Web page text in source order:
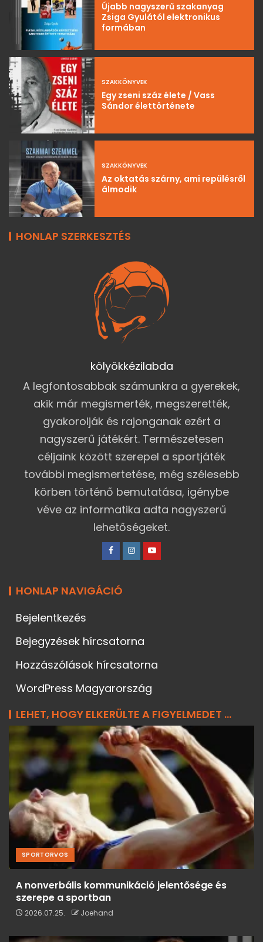
Újabb nagyszerű szakanyag
Zsiga Gyulától elektronikus
formában
SZAKKÖNYVEK
Egy zseni száz élete / Vass
Sándor élettörténete
SZAKKÖNYVEK
Az oktatás szárny, ami repülésről
álmodik
HONLAP SZERKESZTÉS
kölyökkézilabda
A legfontosabbak számunkra a gyerekek,
akik már megismerték, megszerették,
gyakorolják és rajonganak ezért a
nagyszerű játékért. Természetesen
céljaink között szerepel a sportjáték
további megismertetése, még szélesebb
körben történő bemutatása, igénybe
véve az informatika adta nagyszerű
lehetőségeket.
HONLAP NAVIGÁCIÓ
Bejelentkezés
Bejegyzések hírcsatorna
Hozzászólások hírcsatorna
WordPress Magyarország
LEHET, HOGY ELKERÜLTE A FIGYELMEDET ...
SPORTORVOS
A nonverbális kommunikáció jelentősége és
szerepe a sportban
2026.07.25. Joehand